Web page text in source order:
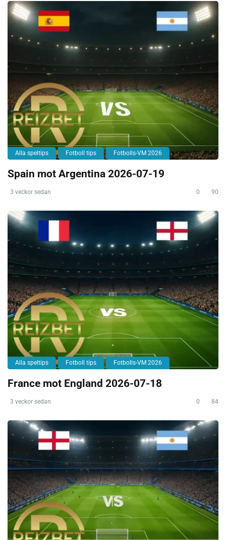
Alla speltips Fotboll tips Fotbolls-VM 2026
Spain mot Argentina 2026-07-19
3 veckor sedan 0 90
Alla speltips Fotboll tips Fotbolls-VM 2026
France mot England 2026-07-18
3 veckor sedan 0 84